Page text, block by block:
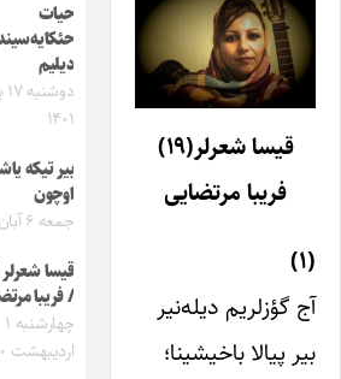
قیسا شعرلر(۱۹)
فریبا مرتضایی
(۱)
آج گؤزلریم دیله‌نیر
بیر پیالا باخیشینا؛
حیات
دیلیم
۱۴۰۱
بیر تیکه
اوچون
جمعه ۶ آبان ۱۴۰۱
/ فریبا
چهارشنبه ۱
اردیبهشت ۱۴۰۰